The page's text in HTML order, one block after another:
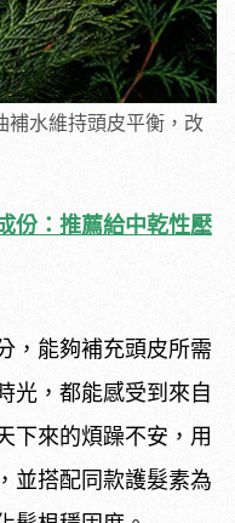
補水維持頭皮平衡，改
份：推薦給中乾性壓
，能夠補充頭皮所需
光，都能感受到來自
下來的煩躁不安，用
並搭配同款護髮素為